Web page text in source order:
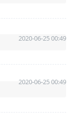
2020-06-25 00:49
2020-06-25 00:49